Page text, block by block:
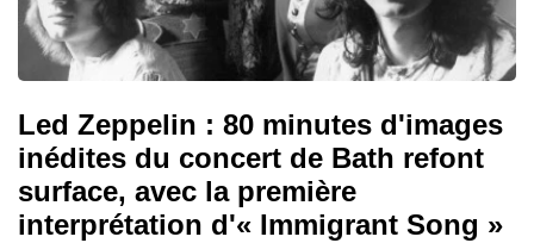
Led Zeppelin : 80 minutes d'images
inédites du concert de Bath refont
surface, avec la première
interprétation d'« Immigrant Song »